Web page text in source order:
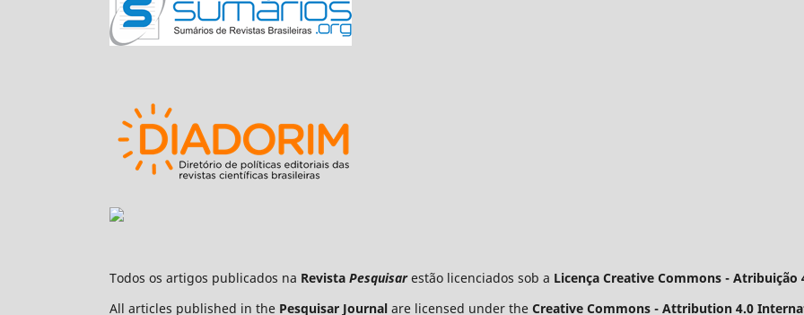
Todos os artigos publicados na Revista Pesquisarestão licenciados sob a Licença Creative Commons - Atribuição
All articles published in the Pesquisar Journal are licensed under the Creative Commons - Attribution 4.0